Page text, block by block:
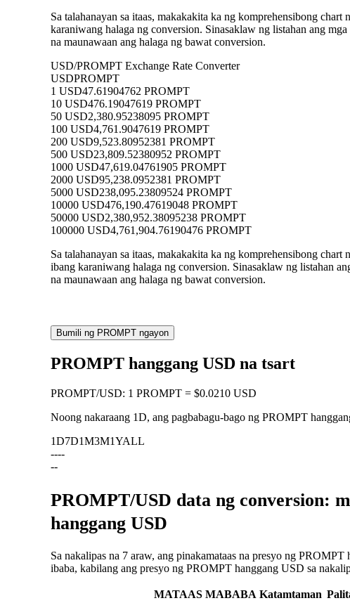
Sa talahanayan sa itaas, makakakita ka ng komprehensibong
karaniwang halaga ng conversion. Sinasaklaw ng listahan ang
na maunawaan ang halaga ng bawat conversion.
USD/PROMPT Exchange Rate Converter
USDPROMPT
1 USD47.61904762 PROMPT
10 USD476.19047619 PROMPT
50 USD2,380.95238095 PROMPT
100 USD4,761.9047619 PROMPT
200 USD9,523.80952381 PROMPT
500 USD23,809.52380952 PROMPT
1000 USD47,619.04761905 PROMPT
2000 USD95,238.0952381 PROMPT
5000 USD238,095.23809524 PROMPT
10000 USD476,190.47619048 PROMPT
50000 USD2,380,952.38095238 PROMPT
100000 USD4,761,904.76190476 PROMPT
Sa talahanayan sa itaas, makakakita ka ng komprehensibong
ibang karaniwang halaga ng conversion. Sinasaklaw ng listahan
na maunawaan ang halaga ng bawat conversion.
Bumili ng PROMPT ngayon
PROMPT hanggang USD na tsart
PROMPT/USD: 1 PROMPT = $0.0210 USD
Noong nakaraang 1D, ang pagbabagu-bago ng PROMPT
1D7D1M3M1YALL
----
--
PROMPT/USD data ng conversion:
hanggang USD
Sa nakalipas na 7 araw, ang pinakamataas na presyo ng
ibaba, kabilang ang presyo ng PROMPT hanggang USD sa
MATAAS MABABA Katamtaman